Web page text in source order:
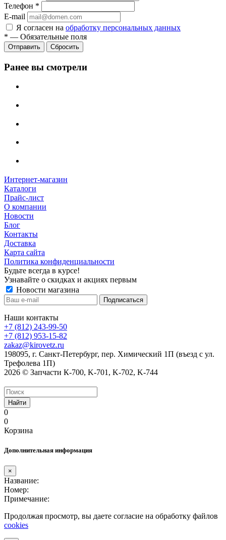
Телефон *
E-mail
Я согласен на обработку персональных данных
* — Обязательные поля
Сбросить
Ранее вы смотрели
Интернет-магазин
Каталоги
Прайс-лист
О компании
Новости
Блог
Контакты
Доставка
Карта сайта
Политика конфиденциальности
Будьте всегда в курсе!
Узнавайте о скидках и акциях первым
Новости магазина
Наши контакты
+7 (812) 243-99-50
+7 (812) 953-15-82
zakaz@kirovetz.ru
198095, г. Санкт-Петербург, пер. Химический 1П (въезд с ул.
Трефолева 1П)
2026 © Запчасти К-700, K-701, K-702, K-744
Найти
0
0
Корзина
Дополнительная информация
×
Название:
Номер:
Примечание:
Продолжая просмотр, вы даете согласие на обработку файлов
cookies